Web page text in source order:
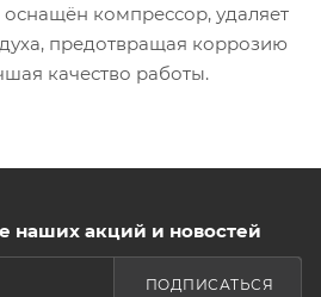
компрессор, удаляет
предотвращая коррозию
качество работы.
наших акций и новостей
ПОДПИСАТЬСЯ